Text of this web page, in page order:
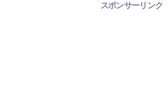
スポンサーリンク